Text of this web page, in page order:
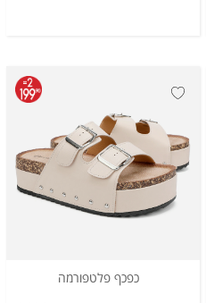
כפכף פלטפורמה